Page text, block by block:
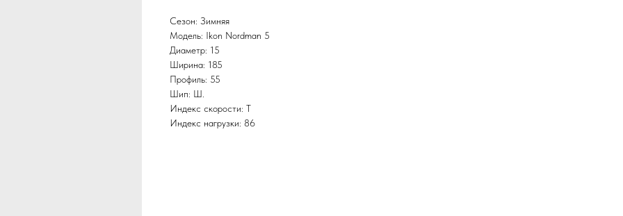
Сезон: Зимняя
Модель: Ikon Nordman 5
Диаметр: 15
Ширина: 185
Профиль: 55
Шип: Ш.
Индекс скорости: T
Индекс нагрузки: 86